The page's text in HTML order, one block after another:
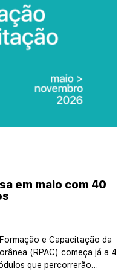
em maio com 40
e Capacitação da
(RPAC) começa já a 4
que percorrerão…